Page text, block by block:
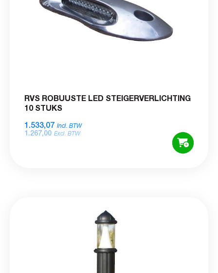
RVS ROBUUSTE LED STEIGERVERLICHTING
10 STUKS
1.533,07 Incl. BTW
1.267,00 Excl. BTW